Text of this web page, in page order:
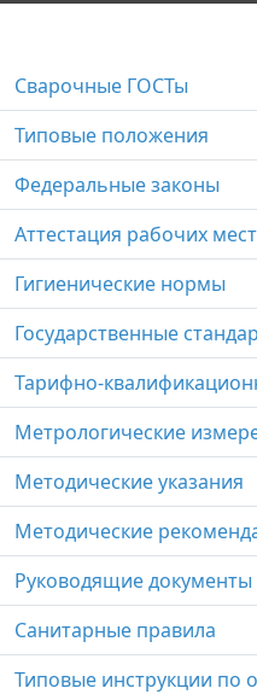
Сварочные ГОСТы
Типовые положения
Федеральные законы
Аттестация рабочих мест
Гигиенические нормы
Государственные
Тарифно-
Метрологические
Методические указания
Методические
Руководящие документы
Санитарные правила
Типовые инструкции по